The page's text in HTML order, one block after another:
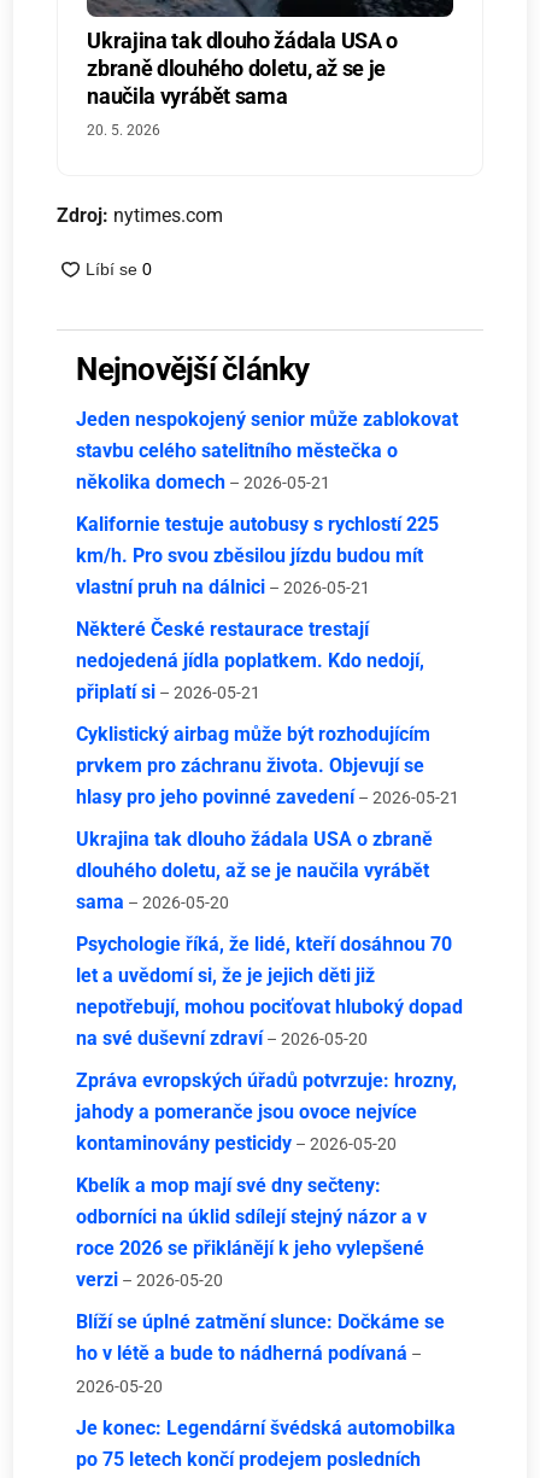
Ukrajina tak dlouho žádala USA o
zbraně dlouhého doletu, až se je
naučila vyrábět sama
20. 5. 2026
Zdroj: nytimes.com
Nejnovější články
Jeden nespokojený senior může zablokovat
stavbu celého satelitního městečka o
několika domech – 2026-05-21
Kalifornie testuje autobusy s rychlostí 225
km/h. Pro svou zběsilou jízdu budou mít
vlastní pruh na dálnici – 2026-05-21
Některé České restaurace trestají
nedojedená jídla poplatkem. Kdo nedojí,
připlatí si – 2026-05-21
Cyklistický airbag může být rozhodujícím
prvkem pro záchranu života. Objevují se
hlasy pro jeho povinné zavedení – 2026-05-21
Ukrajina tak dlouho žádala USA o zbraně
dlouhého doletu, až se je naučila vyrábět
sama – 2026-05-20
Psychologie říká, že lidé, kteří dosáhnou 70
let a uvědomí si, že je jejich děti již
nepotřebují, mohou pociťovat hluboký dopad
na své duševní zdraví – 2026-05-20
Zpráva evropských úřadů potvrzuje: hrozny,
jahody a pomeranče jsou ovoce nejvíce
kontaminovány pesticidy – 2026-05-20
Kbelík a mop mají své dny sečteny:
odborníci na úklid sdílejí stejný názor a v
roce 2026 se přiklánějí k jeho vylepšené
verzi – 2026-05-20
Blíží se úplné zatmění slunce: Dočkáme se
ho v létě a bude to nádherná podívaná –
2026-05-20
Je konec: Legendární švédská automobilka
po 75 letech končí prodejem posledních